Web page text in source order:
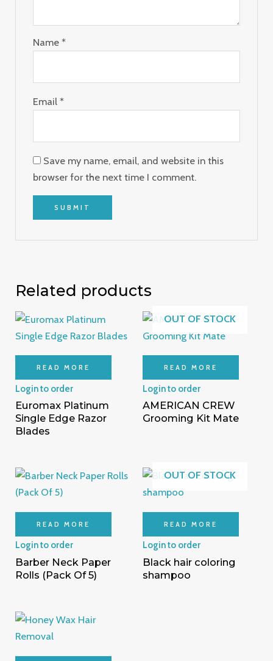
Name *
Email *
Save my name, email, and website in this
browser for the next time I comment.
Related products
READ MORE
Login to order
Euromax Platinum
Single Edge Razor
Blades
OUT OF STOCK
READ MORE
Login to order
AMERICAN CREW
Grooming Kit Mate
READ MORE
Login to order
Barber Neck Paper
Rolls (Pack Of 5)
OUT OF STOCK
READ MORE
Login to order
Black hair coloring
shampoo